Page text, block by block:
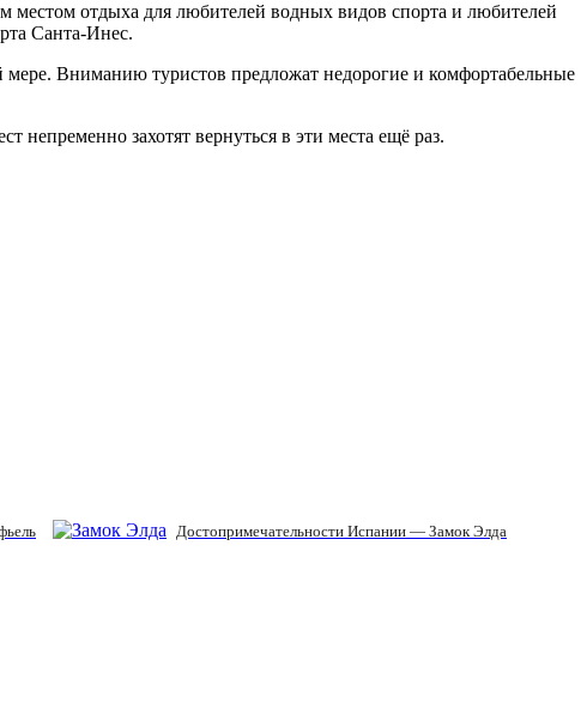
отдыха для любителей водных видов спорта и любителей
Санта-Инес.
мере. Вниманию туристов предложат недорогие и комфортабельные
непременно захотят вернуться в эти места ещё раз.
Достопримечательности Испании — Замок Элда